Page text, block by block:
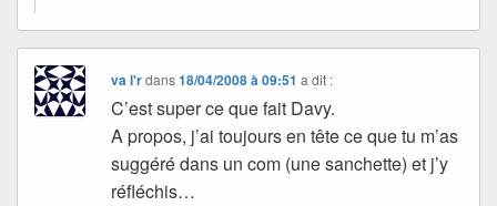
va l'rdans18/04/2008 à 09:51 a dit :
C’est super ce que fait Davy.
A propos, j’ai toujours en tête ce que tu m’as
suggéré dans un com (une sanchette) et j’y
réfléchis…